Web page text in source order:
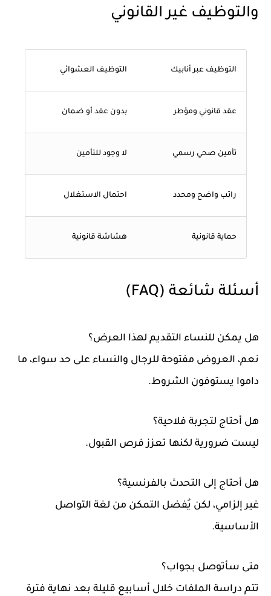
والتوظيف غير القانوني
التوظيف عبر أنابيك التوظيف العشوائي
عقد قانوني ومؤطر بدون عقد أو ضمان
تأمين صحي رسمي لا وجود للتأمين
راتب واضح ومحدد احتمال الاستغلال
حماية قانونية هشاشة قانونية
أسئلة شائعة (FAQ)
هل يمكن للنساء التقديم لهذا العرض؟
نعم، العروض مفتوحة للرجال والنساء على حد سواء، ما
داموا يستوفون الشروط.
هل أحتاج لتجربة فلاحية؟
ليست ضرورية لكنها تعزز فرص القبول.
هل أحتاج إلى التحدث بالفرنسية؟
غير إلزامي، لكن يُفضل التمكن من لغة التواصل
الأساسية.
متى سأتوصل بجواب؟
تتم دراسة الملفات خلال أسابيع قليلة بعد نهاية فترة